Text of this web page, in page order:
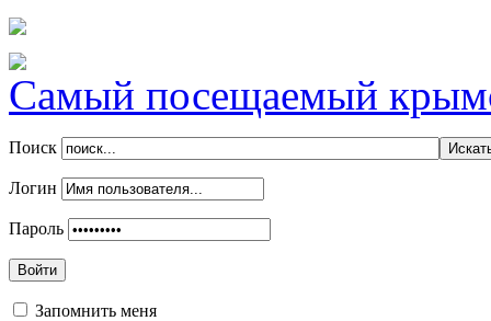
Самый посещаемый
Поиск
Логин
Пароль
Войти
Запомнить меня